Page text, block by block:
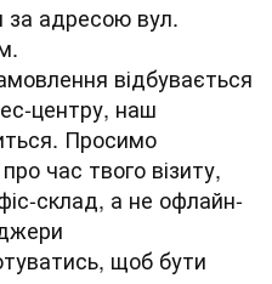
за адресою вул.
відбувається
центру, наш
Просимо
час твого візиту,
склад, а не офлайн-
щоб бути